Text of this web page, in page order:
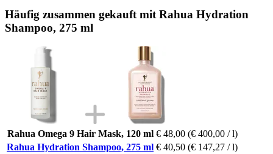
Häufig zusammen gekauft mit Rahua Hydration
Shampoo, 275 ml
Rahua Omega 9 Hair Mask, 120 ml € 48,00 (€ 400,00 / l)
Rahua Hydration Shampoo, 275 ml € 40,50 (€ 147,27 / l)